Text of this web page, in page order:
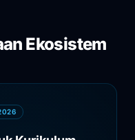
Ekosistem